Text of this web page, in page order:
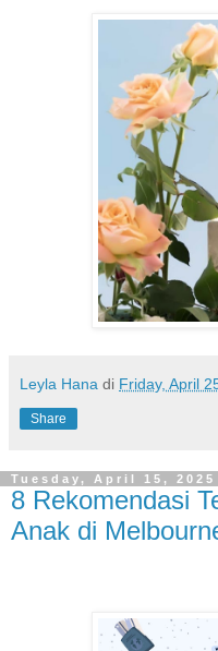
Leyla Hana di Friday, April
Share
Tuesday, April 15, 2025
8 Rekomendasi
Anak di